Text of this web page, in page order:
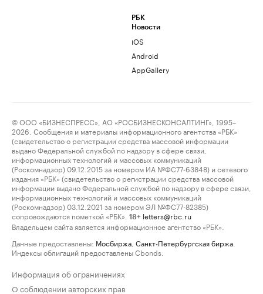
РБК
Новости
iOS
Android
AppGallery
© ООО «БИЗНЕСПРЕСС», АО «РОСБИЗНЕСКОНСАЛТИНГ», 1995–
2026. Сообщения и материалы информационного агентства «РБК»
(свидетельство о регистрации средства массовой информации
выдано Федеральной службой по надзору в сфере связи,
информационных технологий и массовых коммуникаций
(Роскомнадзор) 09.12.2015 за номером ИА №ФС77-63848) и сетевого
издания «РБК» (свидетельство о регистрации средства массовой
информации выдано Федеральной службой по надзору в сфере связи,
информационных технологий и массовых коммуникаций
(Роскомнадзор) 03.12.2021 за номером ЭЛ №ФС77-82385)
сопровождаются пометкой «РБК».
18+ letters@rbc.ru
Владельцем сайта является информационное агентство «РБК».
Данные предоставлены: Мосбиржа Санкт-Петербургская биржа
Индексы облигаций предоставлены Cbonds.
Информация об ограничениях
О соблюдении авторских прав